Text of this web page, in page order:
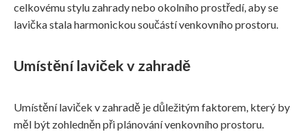
celkovému stylu zahrady nebo okolního prostředí, aby se
lavička stala harmonickou součástí venkovního prostoru.
Umístění laviček v zahradě
Umístění laviček v zahradě je důležitým faktorem, který by
měl být zohledněn při plánování venkovního prostoru.